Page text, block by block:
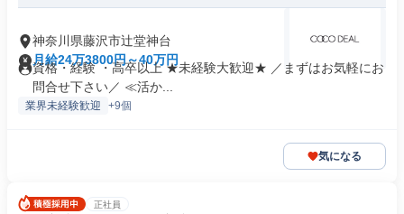
神奈川県藤沢市辻堂神台
月給24万3800円～40万円
資格・経験 ・高卒以上 ★未経験大歓迎★ ／まずはお気軽にお
問合せ下さい／ ≪活か...
業界未経験歓迎 +9個
気になる
正社員